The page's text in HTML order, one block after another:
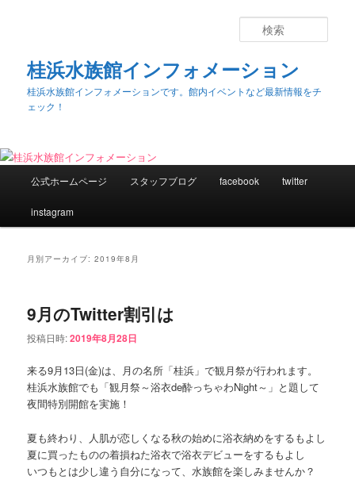
桂浜水族館インフォメーション
桂浜水族館インフォメーションです。館内イベントなど最新情報をチ
ェック！
索
メ
メ
イ
ン
ン
へ
サ
ブ
テ
ツ
移
公式ホームページ スタッフブログ facebook twitter
instagram
月別アーカイブ:2019年8月
9月のTwitter割引は
投稿日時:2019年8月28日
来る9月13日(金)は、月の名所「桂浜」で観月祭が行われます。
桂浜水族館でも「観月祭～浴衣de酔っちゃわNight～」と題して
夜間特別開館を実施！
夏も終わり、人肌が恋しくなる秋の始めに浴衣納めをするもよし
夏に買ったものの着損ねた浴衣で浴衣デビューをするもよし
いつもとは少し違う自分になって、水族館を楽しみませんか？